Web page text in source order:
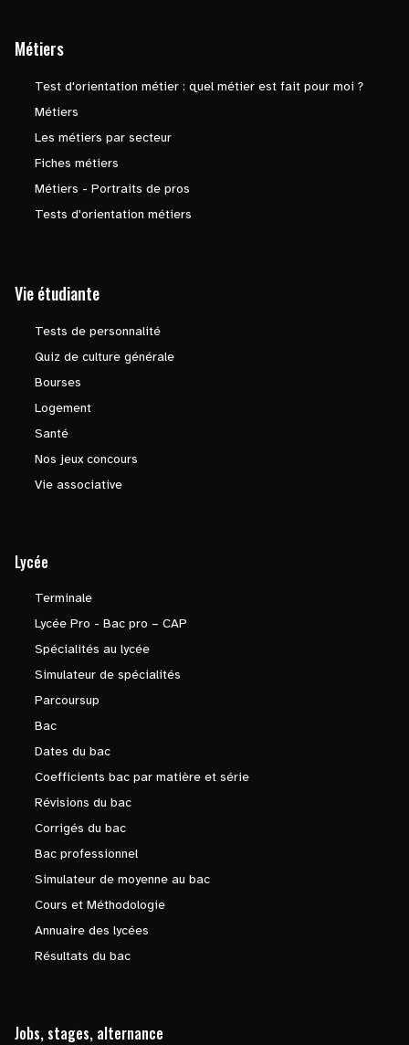
Métiers
Test d'orientation métier : quel métier est fait pour moi ?
Métiers
Les métiers par secteur
Fiches métiers
Métiers - Portraits de pros
Tests d'orientation métiers
Vie étudiante
Tests de personnalité
Quiz de culture générale
Bourses
Logement
Santé
Nos jeux concours
Vie associative
Lycée
Terminale
Lycée Pro - Bac pro – CAP
Spécialités au lycée
Simulateur de spécialités
Parcoursup
Bac
Dates du bac
Coefficients bac par matière et série
Révisions du bac
Corrigés du bac
Bac professionnel
Simulateur de moyenne au bac
Cours et Méthodologie
Annuaire des lycées
Résultats du bac
Jobs, stages, alternance